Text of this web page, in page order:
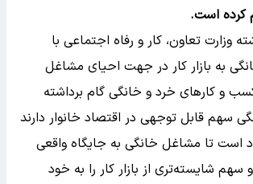
تعاون، کار و رفاه اجتماعی با
به بازار کار در جهت احیای مشاغل
و کارهای خرد و خانگی گام برداشته
سهم قابل توجهی در اقتصاد خانوار دارند
است تا مشاغل خانگی‌ به جایگاه واقعی
شایسته‌تری از بازار کار را به خود